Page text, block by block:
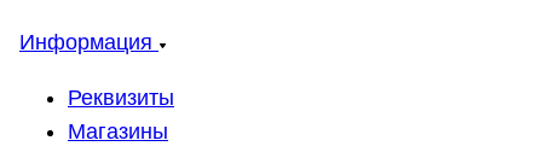
Информация
Реквизиты
Магазины